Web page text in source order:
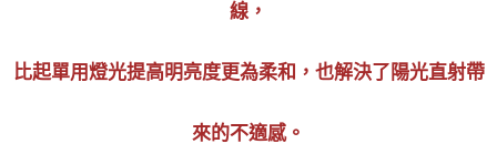
線，
比起單用燈光提高明亮度更為柔和，也解決了陽光直射帶
來的不適感。